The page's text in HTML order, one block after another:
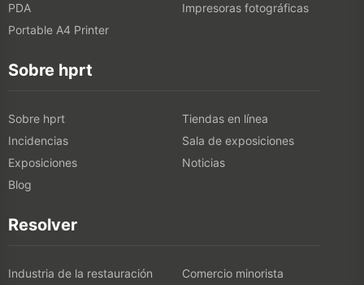
PDA
Impresoras fotográficas
Portable A4 Printer
Sobre hprt
Sobre hprt
Tiendas en línea
Incidencias
Sala de exposiciones
Exposiciones
Noticias
Blog
Resolver
Industria de la restauración
Comercio minorista